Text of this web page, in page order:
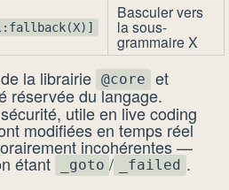
Basculer vers
la sous-
grammaire X
la librairie @core et
réservée du langage.
utile en live coding
modifiées en temps réel
incohérentes —
étant _goto / _failed .